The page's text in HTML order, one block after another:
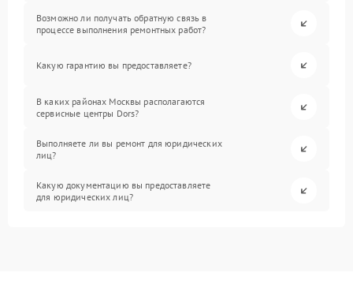
Возможно ли получать обратную связь в
процессе выполнения ремонтных работ?
Какую гарантию вы предоставляете?
В каких районах Москвы располагаются
сервисные центры Dors?
Выполняете ли вы ремонт для юридических
лиц?
Какую документацию вы предоставляете
для юридических лиц?